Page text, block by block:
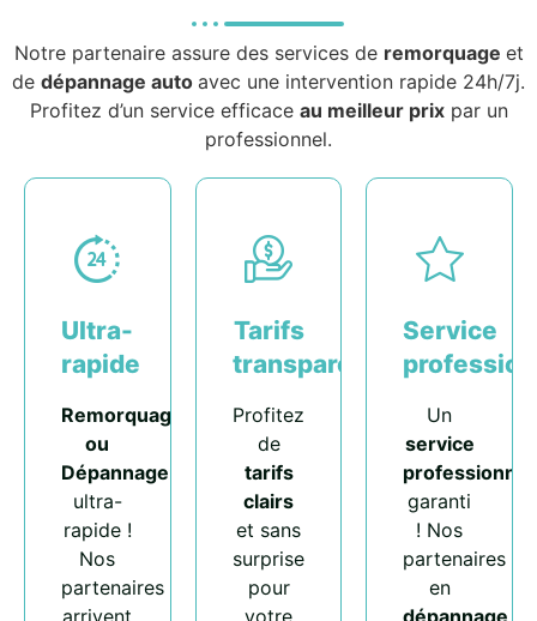
Notre partenaire assure des services de remorquage et
de dépannage auto avec une intervention rapide 24h/7j.
Profitez d’un service efficace au meilleur prixpar un
professionnel.
Ultra-
rapide
Remorquage
ou
Dépannage
ultra-
rapide !
Nos
partenaires
Tarifs
transparents
Profitez
de
tarifs
clairs
et sans
surprise
pour
Service
Un
service
professionnel
garanti
! Nos
partenaires
en